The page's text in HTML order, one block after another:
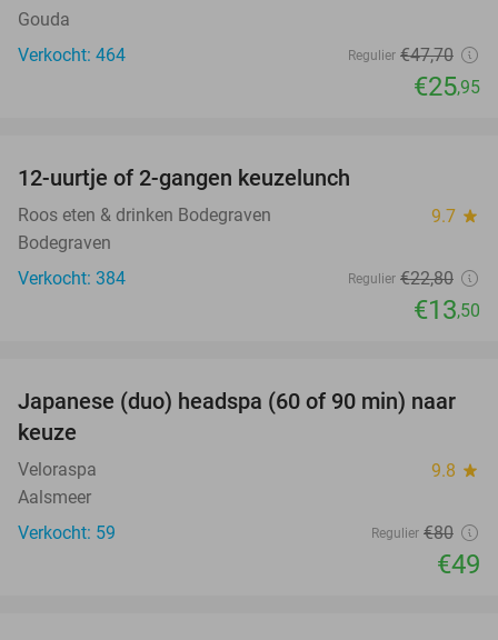
Gouda
Verkocht: 464
Regulier €47,70
€25,95
12-uurtje of 2-gangen keuzelunch
Roos eten & drinken Bodegraven 9.7 star
Bodegraven
Verkocht: 384
Regulier €22,80
€13,50
39%
Japanese (duo) headspa (60 of 90 min) naar
keuze
Veloraspa 9.8 star
Aalsmeer
Verkocht: 59
Regulier €80
€49